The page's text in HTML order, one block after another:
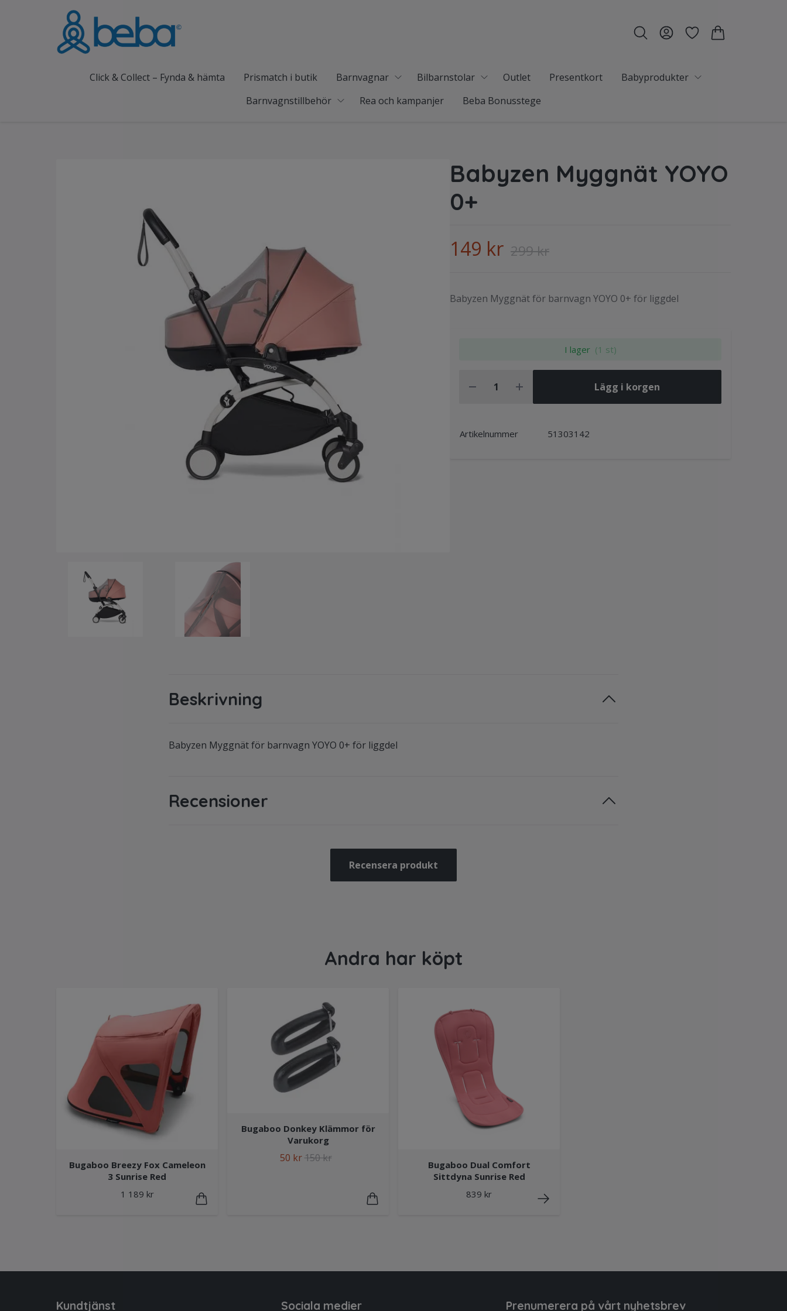
Click & Collect – Fynda & hämta Prismatch i butik Barnvagnar Bilbarnstolar Outlet Presentkort
Babyprodukter
Barnvagnstillbehör
Rea och kampanjer Beba Bonusstege
Babyzen Myggnät YOYO
0+
149 kr 299 kr
Babyzen Myggnät för barnvagn YOYO 0+ för liggdel
I lager (1 st)
Lägg i korgen
Artikelnummer 51303142
Beskrivning
Babyzen Myggnät för barnvagn YOYO 0+ för liggdel
Recensioner
Recensera produkt
Andra har köpt
Bugaboo Breezy Fox Cameleon
3 Sunrise Red
1 189 kr
Bugaboo Donkey Klämmor för
Varukorg
50 kr 150 kr
Bugaboo Dual Comfort
Sittdyna Sunrise Red
839 kr
Kundtjänst Sociala medier Prenumerera på vårt nyhetsbrev